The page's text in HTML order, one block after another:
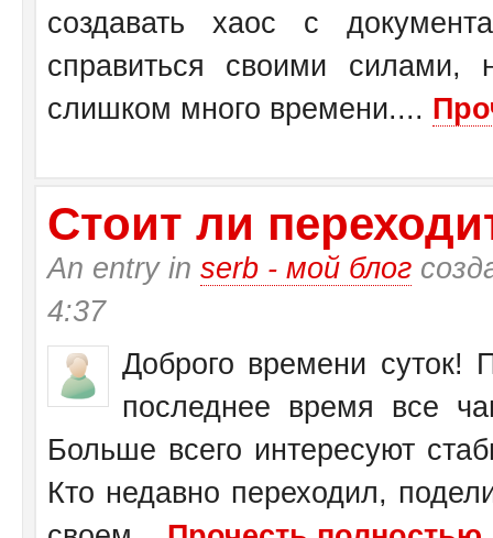
создавать хаос с
справиться своими
слишком много времени....
Стоит ли
An entry in serb - мой блог
4:37
Доброго времени суток!
последнее время все
Больше всего интересуют
Кто недавно переходил,